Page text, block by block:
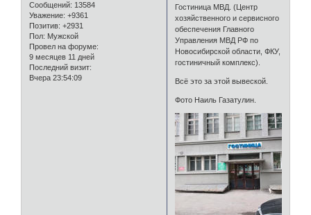
Сообщений: 13584
Уважение: +9361
Позитив: +2931
Пол: Мужской
Провел на форуме:
9 месяцев 11 дней
Последний визит:
Вчера 23:54:09
Гостиница МВД. (Центр
хозяйственного и сервисного
обеспечения Главного
Управления МВД РФ по
Новосибирской области, ФКУ,
гостиничный комплекс).
Всё это за этой вывеской.
Фото Наиль Газатулин.